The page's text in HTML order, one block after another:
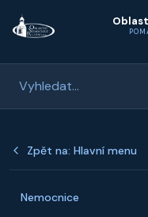
Zpět na: Hlavní menu
Nemocnice